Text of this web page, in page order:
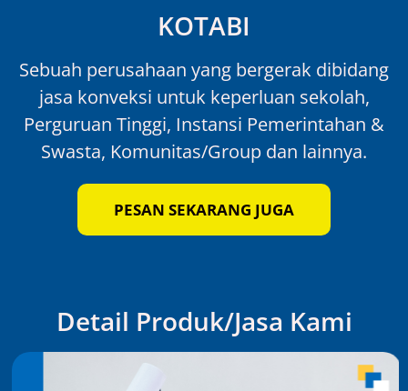
KOTABI
Sebuah perusahaan yang bergerak dibidang
jasa konveksi untuk keperluan sekolah,
Perguruan Tinggi, Instansi Pemerintahan &
Swasta, Komunitas/Group dan lainnya.
PESAN SEKARANG JUGA
Detail Produk/Jasa Kami